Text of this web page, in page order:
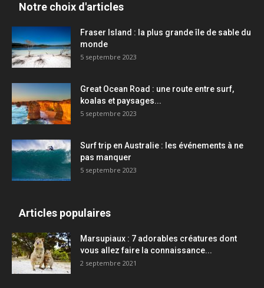
Notre choix d'articles
Fraser Island : la plus grande île de sable du
monde
5 septembre 2023
Great Ocean Road : une route entre surf,
koalas et paysages...
5 septembre 2023
Surf trip en Australie : les événements à ne
pas manquer
5 septembre 2023
Articles populaires
Marsupiaux : 7 adorables créatures dont
vous allez faire la connaissance...
2 septembre 2021